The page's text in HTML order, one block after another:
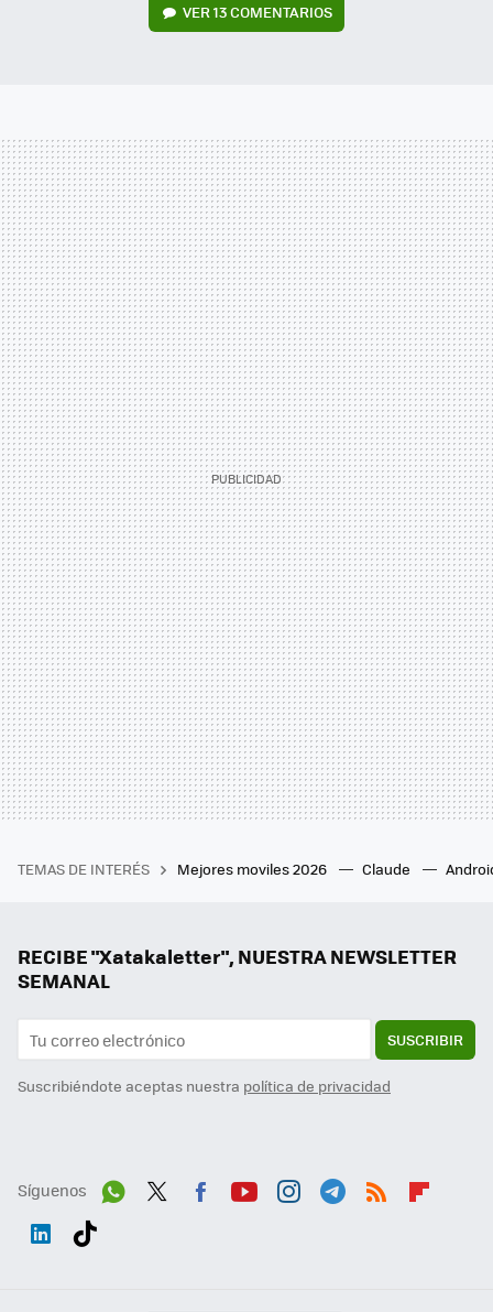
VER13 COMENTARIOS
TEMAS DE INTERÉS Mejores moviles 2026 Claude
RECIBE "Xatakaletter", NUESTRA NEWSLETTER
SEMANAL
SUSCRIBIR
Suscribiéndote aceptas nuestra política de privacidad
Síguenos